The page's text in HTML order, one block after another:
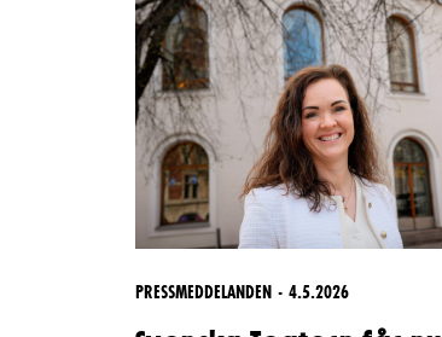
PRESSMEDDELANDEN 4.5.2026